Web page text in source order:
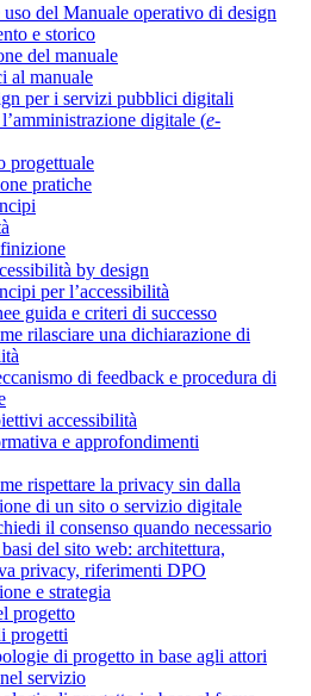
del Manuale operativo di design
e storico
del manuale
al manuale
per i servizi pubblici digitali
digitale (e-
progettuale
pratiche
by design
per l’accessibilità
guida e criteri di successo
rilasciare una dichiarazione di
di feedback e procedura di
accessibilità
e approfondimenti
rispettare la privacy sin dalla
di un sito o servizio digitale
il consenso quando necessario
del sito web: architettura,
privacy, riferimenti DPO
e strategia
progetto
progetti
di progetto in base agli attori
servizio